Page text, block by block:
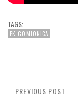
TAGS:
FK GOMIONICA
PREVIOUS POST